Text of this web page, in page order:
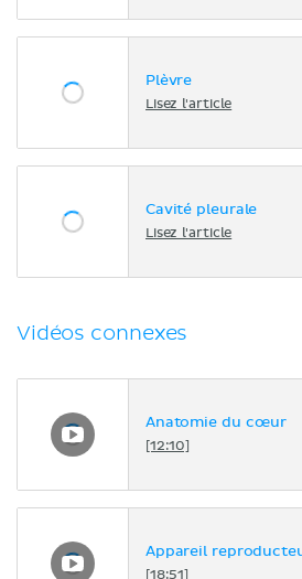
Plèvre
Lisez l'article
Cavité pleurale
Lisez l'article
Vidéos connexes
Anatomie du cœur
[12:10]
Appareil
[18:51]